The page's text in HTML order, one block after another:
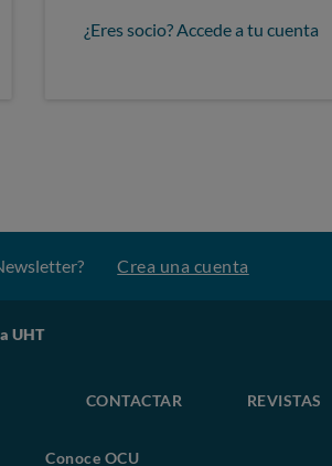
¿Eres socio? Accede a tu cuenta
Crea una cuenta
UHT
CONTACTAR REVISTAS
Conoce OCU